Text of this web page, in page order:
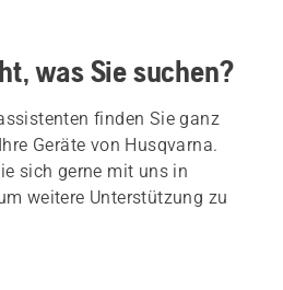
was Sie suchen?
finden Sie ganz
Geräte von Husqvarna.
sich gerne mit uns in
weitere Unterstützung zu